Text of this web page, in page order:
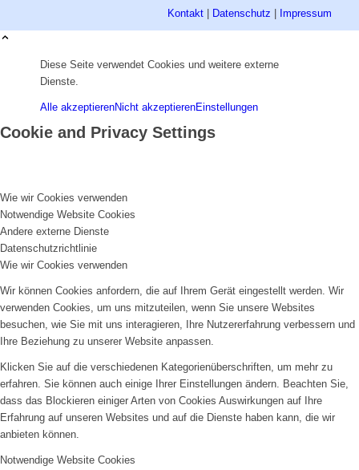
Kontakt Datenschutz Impressum
Diese Seite verwendet Cookies und weitere externe
Dienste.
Alle akzeptierenNicht akzeptierenEinstellungen
Cookie and Privacy Settings
Wie wir Cookies verwenden
Notwendige Website Cookies
Andere externe Dienste
Datenschutzrichtlinie
Wie wir Cookies verwenden
Wir können Cookies anfordern, die auf Ihrem Gerät eingestellt werden. Wir
verwenden Cookies, um uns mitzuteilen, wenn Sie unsere Websites
besuchen, wie Sie mit uns interagieren, Ihre Nutzererfahrung verbessern und
Ihre Beziehung zu unserer Website anpassen.
Klicken Sie auf die verschiedenen Kategorienüberschriften, um mehr zu
erfahren. Sie können auch einige Ihrer Einstellungen ändern. Beachten Sie,
dass das Blockieren einiger Arten von Cookies Auswirkungen auf Ihre
Erfahrung auf unseren Websites und auf die Dienste haben kann, die wir
anbieten können.
Notwendige Website Cookies